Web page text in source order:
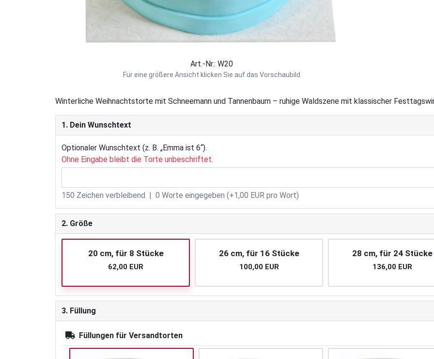
Art.-Nr.: W20
Für eine größere Ansicht klicken Sie auf das Vorschaubild
Winterliche Weihnachtstorte mit Schneemann und Tannenbaum – ruhige Waldszene mit klassischer
1. Dein Wunschtext
Optionaler Wunschtext (z. B. „Emma ist 6“).
Ohne Eingabe bleibt die Torte unbeschriftet.
150 Zeichen verbleibend | 0 Worte eingegeben (+1,00 EUR pro Wort)
2. Größe
20 cm, für 8 Stücke
62,00 EUR
26 cm, für 16 Stücke
100,00 EUR
28 cm, für 24 Stücke
136,00 EUR
3. Füllung
Füllungen für Versandtorten